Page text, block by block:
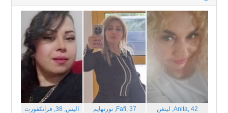
to
collapse
contents
Anita, 42, لينغن Fafi, 37, نورتهايم اليس, 38, فرانكفورت